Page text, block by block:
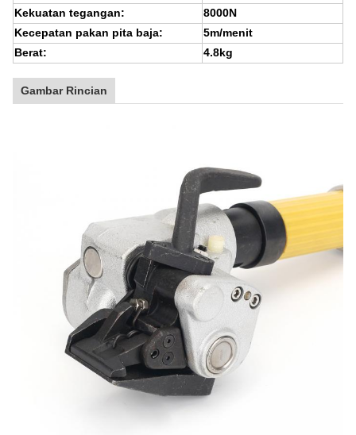
Kekuatan tegangan:
8000N
Kecepatan pakan pita baja:
5m/menit
Berat:
4.8kg
Gambar Rincian